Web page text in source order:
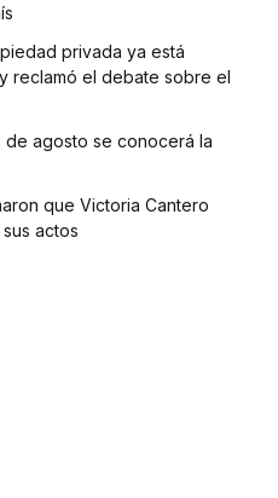
privada ya está
reclamó el debate sobre el
de agosto se conocerá la
que Victoria Cantero
actos